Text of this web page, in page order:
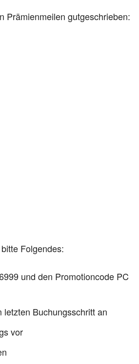
Prämienmeilen gutgeschrieben:
Folgendes:
und den Promotioncode PC
Buchungsschritt an
vor